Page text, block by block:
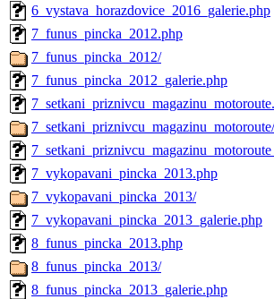
6_vystava_horazdovice_2016_galerie.php
7_funus_pincka_2012.php
7_funus_pincka_2012/
7_funus_pincka_2012_galerie.php
7_setkani_priznivcu_magazinu_motoroute/
7_vykopavani_pincka_2013.php
7_vykopavani_pincka_2013/
7_vykopavani_pincka_2013_galerie.php
8_funus_pincka_2013.php
8_funus_pincka_2013/
8_funus_pincka_2013_galerie.php